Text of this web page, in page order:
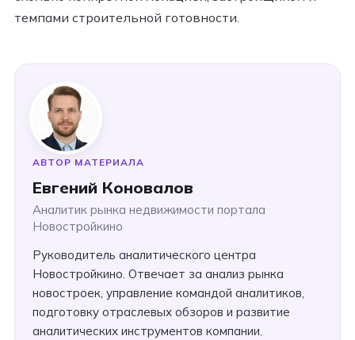
темпами строительной готовности.
АВТОР МАТЕРИАЛА
Евгений Коновалов
Аналитик рынка недвижимости портала
Новостройкино
Руководитель аналитического центра
Новостройкино. Отвечает за анализ рынка
новостроек, управление командой аналитиков,
подготовку отраслевых обзоров и развитие
аналитических инструментов компании.